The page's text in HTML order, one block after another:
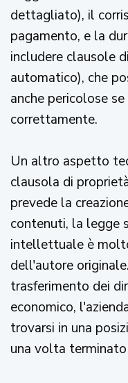
dettagliato), il
pagamento, e la
includere clausole
automatico), che
anche pericolose
correttamente.
Un altro aspetto
clausola di
prevede la
contenuti, la legge
intellettuale è
dell'autore
trasferimento dei
economico,
trovarsi in una
una volta